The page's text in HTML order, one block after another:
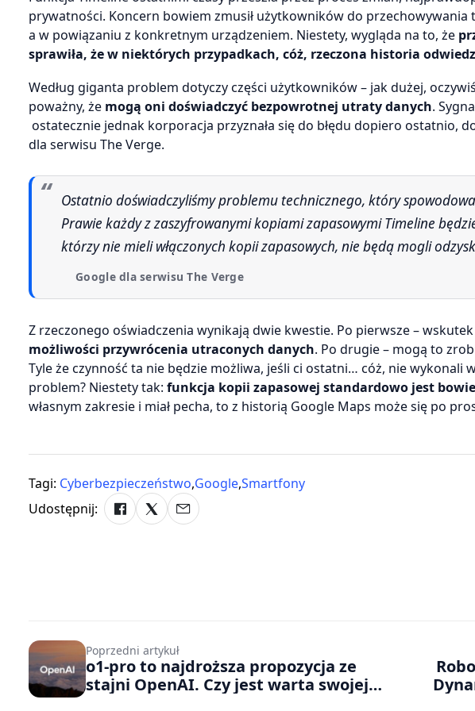
prywatności. Koncern bowiem zmusił użytkowników do przechowywania
a w powiązaniu z konkretnym urządzeniem. Niestety, wygląda na to, że
sprawiła, że w niektórych przypadkach, cóż, rzeczona historia
Według giganta problem dotyczy części użytkowników – jak dużej,
poważny, że mogą oni doświadczyć bezpowrotnej utraty danych.
ostatecznie jednak korporacja przyznała się do błędu dopiero ostatnio,
dla serwisu The Verge.
Ostatnio doświadczyliśmy problemu technicznego, który spowodował usunięcie danych Timeline u niektórych osób.
Prawie każdy z zaszyfrowanymi kopiami zapasowymi Timeline
którzy nie mieli włączonych kopii zapasowych, nie będą mogli
Google dla serwisu The Verge
Z rzeczonego oświadczenia wynikają dwie kwestie. Po pierwsze –
możliwości przywrócenia utraconych danych. Po drugie – mogą to
Tyle że czynność ta nie będzie możliwa, jeśli ci ostatni… cóż, nie wykonali
problem? Niestety tak: funkcja kopii zapasowej standardowo jest
własnym zakresie i miał pecha, to z historią Google Maps może się po
Tagi: Cyberbezpieczeństwo,Google,Smartfony
Udostępnij:
Poprzedni artykuł
o1-pro to najdroższa propozycja ze
stajni OpenAI. Czy jest warta swojej